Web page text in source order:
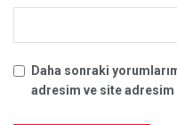
Daha sonraki
adresim ve site adresim